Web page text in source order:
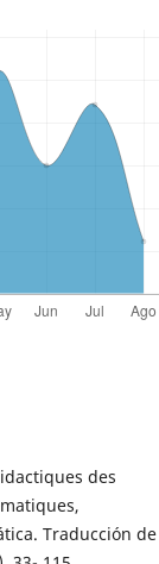
des
Traducción de